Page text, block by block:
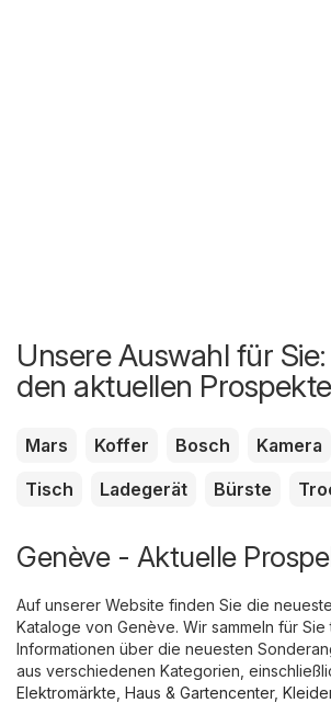
Unsere Auswahl für
den aktuellen
Mars Koffer Bosch Kamera
Tisch
Ladegerät Bürste
Genève - Aktuelle
Auf unserer Website finden Sie die
Kataloge von Genève. Wir sammeln für Sie
Informationen über die neuesten
aus verschiedenen Kategorien,
Elektromärkte Haus & Gartencenter,